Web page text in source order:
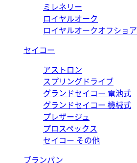
ミレネリー
ロイヤルオーク
ロイヤルオークオフショア
セイコー
アストロン
スプリングドライブ
グランドセイコー 電池式
グランドセイコー 機械式
プレザージュ
プロスペックス
セイコー その他
ブランパン